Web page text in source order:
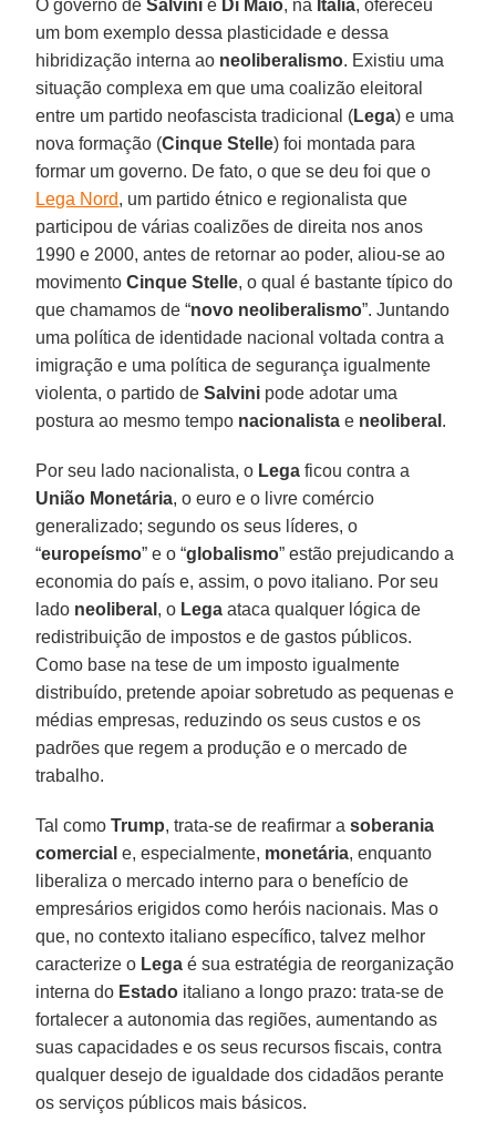
O governo deSalvini e Di Maio, na Itália, ofereceu
um bom exemplo dessa plasticidade e dessa
hibridização interna ao neoliberalismo. Existiu uma
situação complexa em que uma coalizão eleitoral
entre um partido neofascista tradicional (Lega) e uma
nova formação (Cinque Stelle) foi montada para
formar um governo. De fato, o que se deu foi que o
Lega Nord, um partido étnico e regionalista que
participou de várias coalizões de direita nos anos
1990 e 2000, antes de retornar ao poder, aliou-se ao
movimentoCinque Stelle, o qual é bastante típico do
que chamamos de “novo neoliberalismo”. Juntando
uma política de identidade nacional voltada contra a
imigração e uma política de segurança igualmente
violenta, o partido deSalvini pode adotar uma
postura ao mesmo tempo nacionalista e neoliberal .
Por seu lado nacionalista, o Lega ficou contra a
União Monetária, o euro e o livre comércio
generalizado; segundo os seus líderes, o
“europeísmo” e o “globalismo” estão prejudicando a
economia do país e, assim, o povo italiano. Por seu
lado neoliberal , o Lega ataca qualquer lógica de
redistribuição de impostos e de gastos públicos.
Como base na tese de um imposto igualmente
distribuído, pretende apoiar sobretudo as pequenas e
médias empresas, reduzindo os seus custos e os
padrões que regem a produção e o mercado de
trabalho.
Tal comoTrump, trata-se de reafirmar asoberania
comerciale, especialmente, monetária, enquanto
liberaliza o mercado interno para o benefício de
empresários erigidos como heróis nacionais. Mas o
que, no contexto italiano específico, talvez melhor
caracterize o Lega é sua estratégia de reorganização
interna do Estado italiano a longo prazo: trata-se de
fortalecer a autonomia das regiões, aumentando as
suas capacidades e os seus recursos fiscais, contra
qualquer desejo de igualdade dos cidadãos perante
os serviços públicos mais básicos.